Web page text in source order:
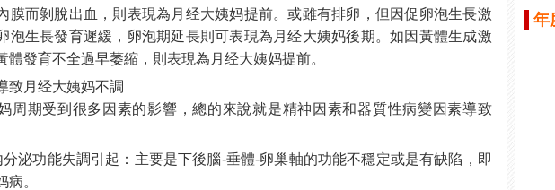
膜而剝脫出血，則表現為月经大姨妈提前。或雖有排卵，但因促卵泡生長激
泡生長發育遲緩，卵泡期延長則可表現為月经大姨妈後期。如因黃體生成激
體發育不全過早萎縮，則表現為月经大姨妈提前。
致月经大姨妈不調
周期受到很多因素的影響，總的來說就是精神因素和器質性病變因素導致
分泌功能失調引起：主要是下後腦-垂體-卵巢軸的功能不穩定或是有缺陷，即
病。
年